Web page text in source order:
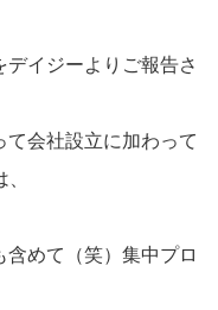
デイジーよりご報告さ
て会社設立に加わって
めて（笑）集中プロ